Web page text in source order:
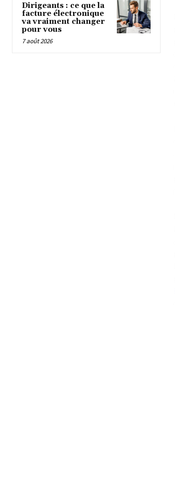
Dirigeants : ce que la
facture électronique
va vraiment changer
pour vous
7 août 2026